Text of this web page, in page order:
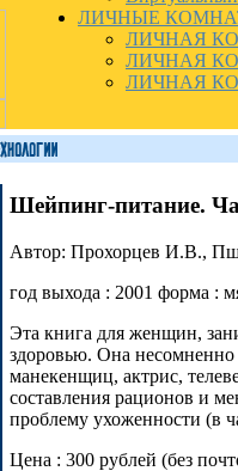
ЛИЧНЫЕ
ЛИЧНАЯ
ЛИЧНАЯ
ЛИЧНАЯ
Шейпинг-питание.
Автоp: Прохорцев И.В.,
год выхода : 2001 фоpма :
Эта книга для женщин,
здоровью. Она несомненно
манекенщиц, актрис,
составления рационов и
проблему ухоженности (в
Цена : 300 рублей (без